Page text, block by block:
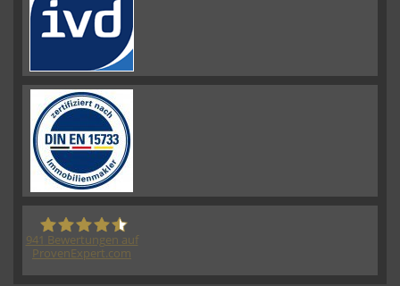
HORN IMMOBILIEN GmbH
941 Bewertungen auf
ProvenExpert.com